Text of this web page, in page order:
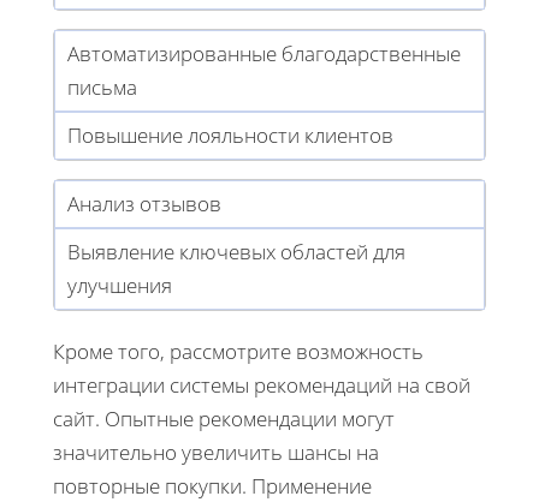
Автоматизированные благодарственные
письма
Повышение лояльности клиентов
Анализ отзывов
Выявление ключевых областей для
улучшения
Кроме того, рассмотрите возможность
интеграции системы рекомендаций на свой
сайт. Опытные рекомендации могут
значительно увеличить шансы на
повторные покупки. Применение